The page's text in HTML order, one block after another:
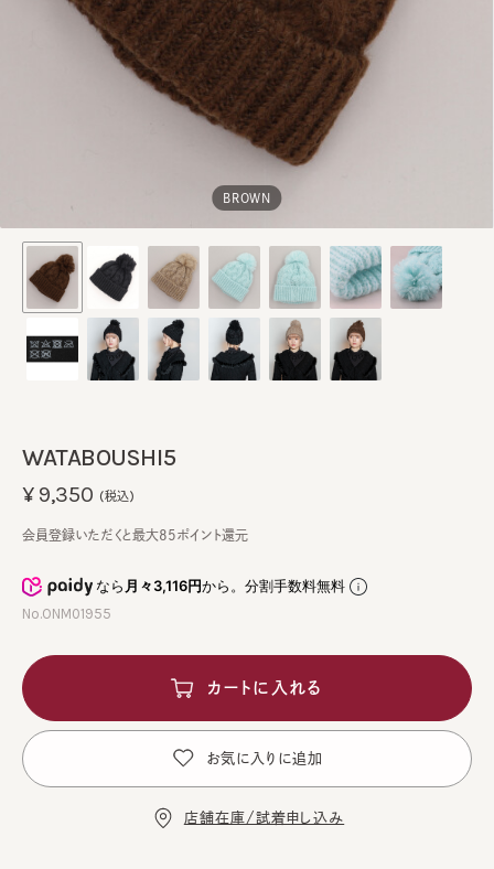
BROWN
WATABOUSHI5
なら月々3,116円から。分割手数料無料
No.ONM01955
¥9,350 (税込)
会員登録いただくと最大85ポイント還元
カートに入れる
お気に入りに追加
店舗在庫/試着申し込み